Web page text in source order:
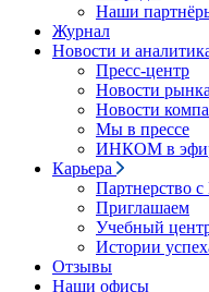
Наши
Журнал
Новости и
Пресс-центр
Новости рынка
Новости
Мы в прессе
ИНКОМ в
Карьера
Приглашаем
Учебный
Истории
Отзывы
Наши офисы